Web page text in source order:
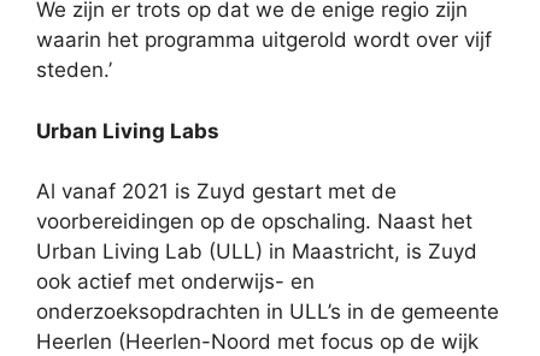
We zijn er trots op dat we de enige regio zijn
waarin het programma uitgerold wordt over vijf
steden.’
Urban Living Labs
Al vanaf 2021 is Zuyd gestart met de
voorbereidingen op de opschaling. Naast het
Urban Living Lab (ULL) in Maastricht, is Zuyd
ook actief met onderwijs- en
onderzoeksopdrachten in ULL’s in de gemeente
Heerlen (Heerlen-Noord met focus op de wijk